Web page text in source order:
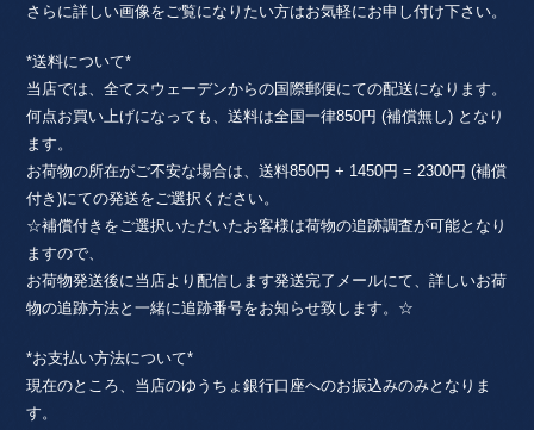
さらに詳しい画像をご覧になりたい方はお気軽にお申し付け下さい。
*送料について*
当店では、全てスウェーデンからの国際郵便にての配送になります。
何点お買い上げになっても、送料は全国一律850円 (補償無し) となり
ます。
お荷物の所在がご不安な場合は、送料850円 + 1450円 = 2300円 (補償
付き)にての発送をご選択ください。
☆補償付きをご選択いただいたお客様は荷物の追跡調査が可能となり
ますので、
お荷物発送後に当店より配信します発送完了メールにて、詳しいお荷
物の追跡方法と一緒に追跡番号をお知らせ致します。☆
*お支払い方法について*
現在のところ、当店のゆうちょ銀行口座へのお振込みのみとなりま
す。